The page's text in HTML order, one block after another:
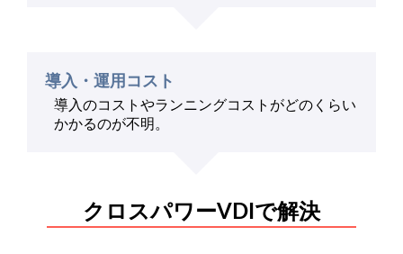
導入・運用コスト
導入のコストやランニングコストがどのくらい
かかるのが不明。
クロスパワーVDIで解決